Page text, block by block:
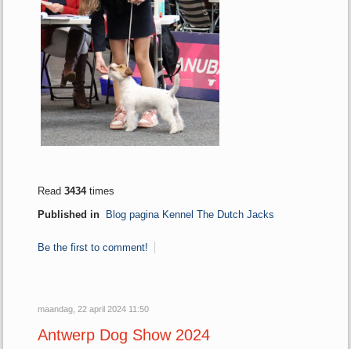
Read3434times
Published in
Blog pagina Kennel The Dutch Jacks
Be the first to comment!
maandag, 22 april 2024 11:50
Antwerp Dog Show 2024